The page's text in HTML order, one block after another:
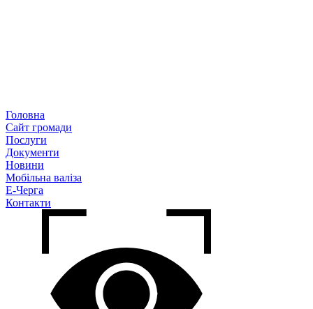
Головна
Сайт громади
Послуги
Документи
Новини
Мобільна валіза
Е-Черга
Контакти